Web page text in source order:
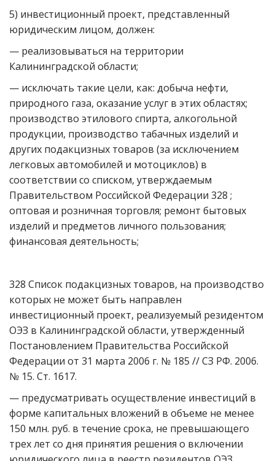
5) инвестиционный проект, представленный
юридическим лицом, должен:
— реализовываться на территории
Калининградской области;
— исключать такие цели, как: добыча нефти,
природного газа, оказание услуг в этих областях;
производство этилового спирта, алкогольной
продукции, производство табачных изделий и
других подакцизных товаров (за исключением
легковых автомобилей и мотоциклов) в
соответствии со списком, утверждаемым
Правительством Российской Федерации 328 ;
оптовая и розничная торговля; ремонт бытовых
изделий и предметов личного пользования;
финансовая деятельность;
328 Список подакцизных товаров, на производство
которых не может быть направлен
инвестиционный проект, реализуемый резидентом
ОЭЗ в Калининградской области, утвержденный
Постановлением Правительства Российской
Федерации от 31 марта 2006 г. № 185 // СЗ РФ. 2006.
№ 15. Ст. 1617.
— предусматривать осуществление инвестиций в
форме капитальных вложений в объеме не менее
150 млн. руб. в течение срока, не превышающего
трех лет со дня принятия решения о включении